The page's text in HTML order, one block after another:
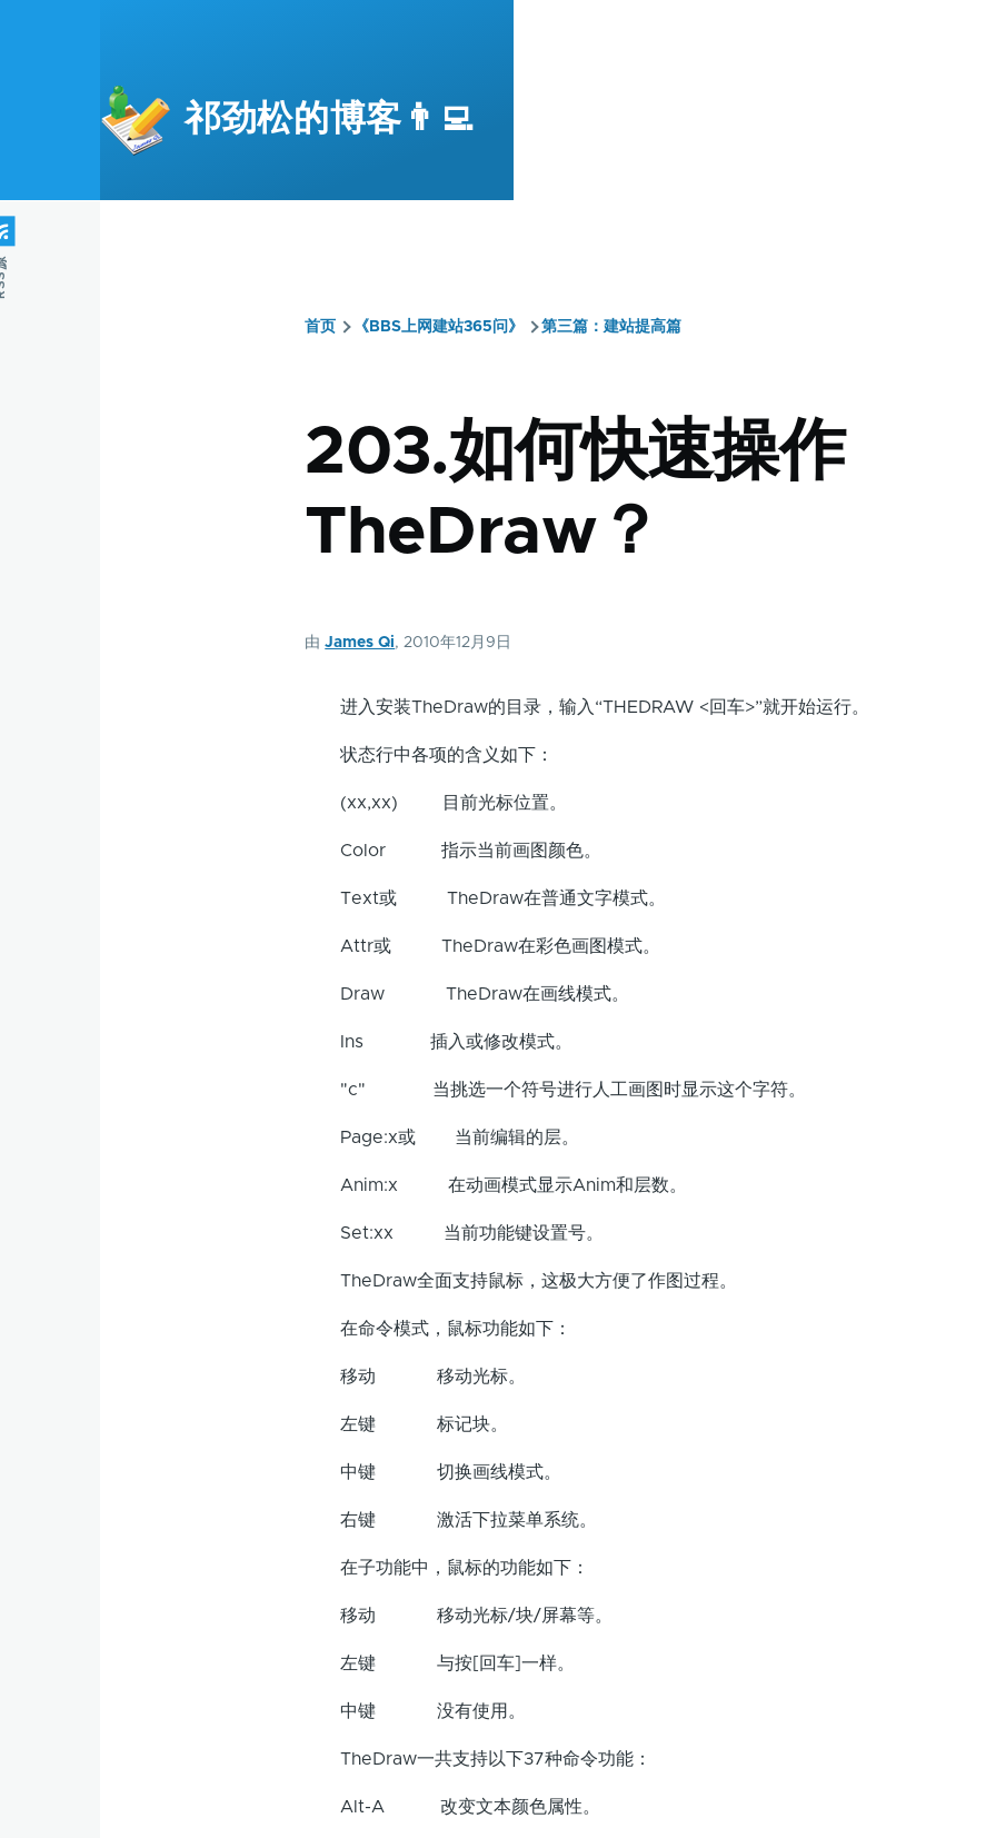
祁劲松的博客👨‍💻
屑
首页 《BBS上网建站365问》 第三篇：建站提高篇
203.如何快速操作
TheDraw？
由James Qi, 2010年12月9日
进入安装TheDraw的目录，输入“THEDRAW <回车>”就开始运行。
状态行中各项的含义如下：
(xx,xx) 目前光标位置。
Color 指示当前画图颜色。
Text或 TheDraw在普通文字模式。
Attr或 TheDraw在彩色画图模式。
Draw TheDraw在画线模式。
Ins 插入或修改模式。
"c" 当挑选一个符号进行人工画图时显示这个字符。
Page:x或 当前编辑的层。
Anim:x 在动画模式显示Anim和层数。
Set:xx 当前功能键设置号。
TheDraw全面支持鼠标，这极大方便了作图过程。
在命令模式，鼠标功能如下：
移动 移动光标。
左键 标记块。
中键 切换画线模式。
右键 激活下拉菜单系统。
在子功能中，鼠标的功能如下：
移动 移动光标/块/屏幕等。
左键 与按[回车]一样。
中键 没有使用。
TheDraw一共支持以下37种命令功能：
Alt-A 改变文本颜色属性。